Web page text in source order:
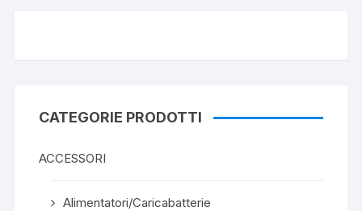
CATEGORIE PRODOTTI
ACCESSORI
Alimentatori/Caricabatterie